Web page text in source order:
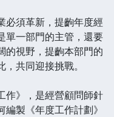
須革新，提齣年度經
單一部門的主管，還要
的視野，提齣本部門的
共同迎接挑戰。
》，是經營顧問師針
製《年度工作計劃》